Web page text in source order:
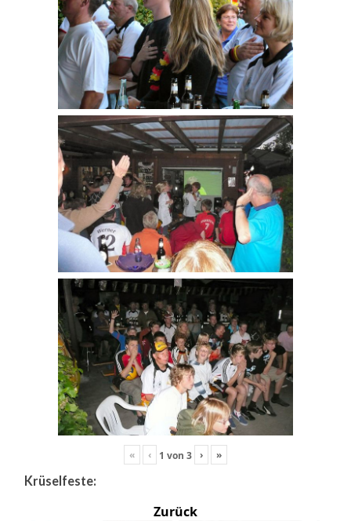
« ‹ 1 von 3 › »
Krüselfeste:
Zurück